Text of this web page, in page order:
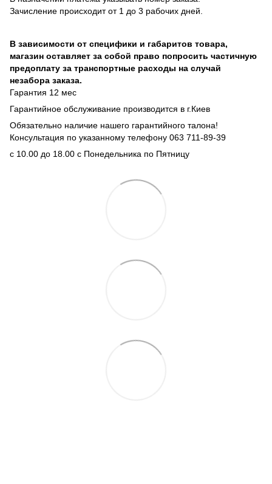
Зачисление происходит от 1 до 3 рабочих дней.
В зависимости от специфики и габаритов товара,
магазин оставляет за собой право попросить частичную
предоплату за транспортные расходы на случай
незабора заказа.
Гарантия 12 мес
Гарантийное обслуживание производится в г.Киев
Обязательно наличие нашего гарантийного талона!
Консультация по указанному телефону 063 711-89-39
с 10.00 до 18.00 с Понедельника по Пятницу